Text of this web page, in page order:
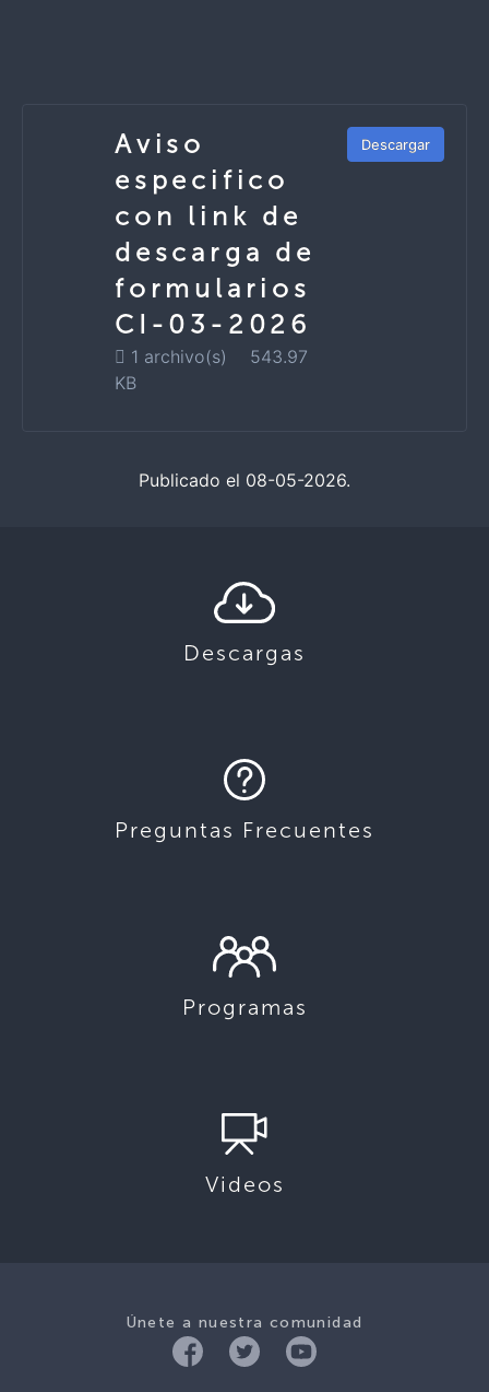
Aviso
especifico
con link de
descarga de
formularios
CI-03-2026
1 archivo(s)
543.97
KB
Descargar
Publicado el 08-05-2026.
Descargas
Preguntas Frecuentes
Programas
Videos
Únete a nuestra comunidad